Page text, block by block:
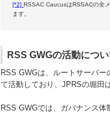
[*2] RSSAC CaucusはRSSACの全
ます。
RSS GWGの活動につ
RSS GWGは、ルートサーバ
て活動しており、JPRSの堀田
RSS GWGでは、ガバナンス